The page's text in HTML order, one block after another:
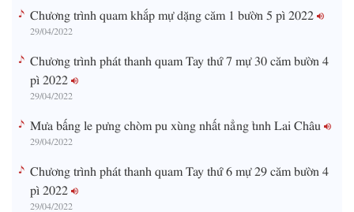
Chương trình quam khắp mự dặng căm 1 bườn 5 pì 2022
29/04/2022
Chương trình phát thanh quam Tay thứ 7 mự 30 căm bườn 4
pì 2022
29/04/2022
Mưa bấng le pưng chòm pu xùng nhất nẳng tỉnh Lai Châu
29/04/2022
Chương trình phát thanh quam Tay thứ 6 mự 29 căm bườn 4
pì 2022
29/04/2022